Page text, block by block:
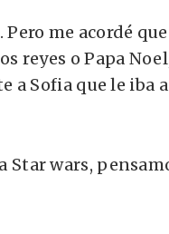
me acordé
reyes o Papa
a Sofia que le iba
wars,